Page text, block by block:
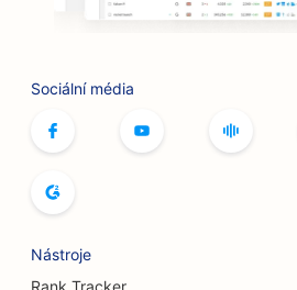
Sociální média
Nástroje
Rank Tracker